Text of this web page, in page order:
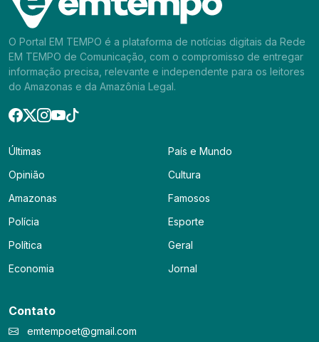
O Portal EM TEMPO é a plataforma de notícias digitais da Rede
EM TEMPO de Comunicação, com o compromisso de entregar
informação precisa, relevante e independente para os leitores
do Amazonas e da Amazônia Legal.
Últimas
Opinião
Amazonas
Polícia
Política
Economia
País e Mundo
Cultura
Famosos
Esporte
Geral
Jornal
Contato
emtempoet@gmail.com